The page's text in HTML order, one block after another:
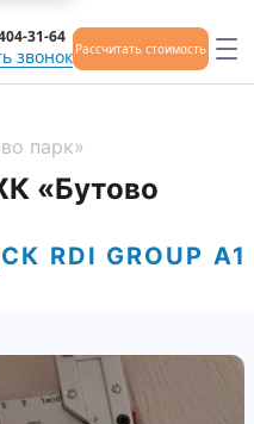
звонок
31-64
Рассчитать стоимость
парк»
«Бутово
RDI GROUP